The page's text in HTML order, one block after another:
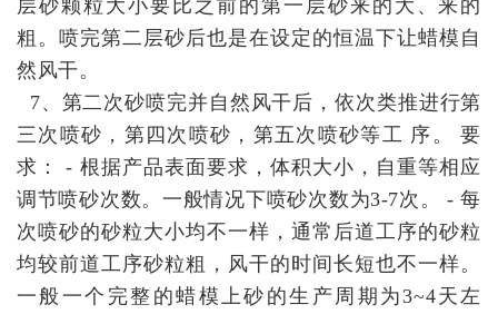
层砂颗粒大小要比之前的第一层砂来的大、来的
粗。喷完第二层砂后也是在设定的恒温下让蜡模自
然风干。
7、第二次砂喷完并自然风干后，依次类推进行第
三次喷砂，第四次喷砂，第五次喷砂等工 序。 要
求： - 根据产品表面要求，体积大小，自重等相应
调节喷砂次数。一般情况下喷砂次数为3-7次。 - 每
次喷砂的砂粒大小均不一样，通常后道工序的砂粒
均较前道工序砂粒粗，风干的时间长短也不一样。
一般一个完整的蜡模上砂的生产周期为3~4天左